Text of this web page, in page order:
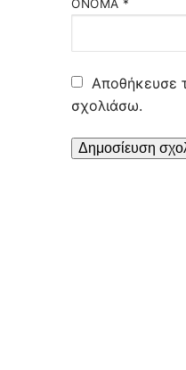
ΌΝΟΜΑ *
Αποθήκευσε
σχολιάσω.